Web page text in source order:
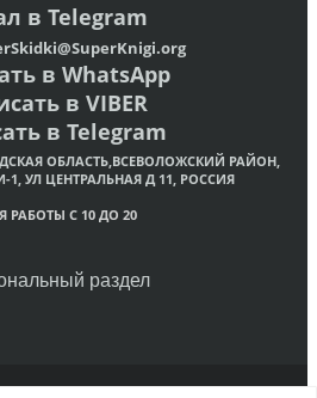
в Telegram
org
в WhatsApp
в VIBER
в Telegram
ОБЛАСТЬ,ВСЕВОЛОЖСКИЙ РАЙОН,
1, УЛ ЦЕНТРАЛЬНАЯ Д 11, РОССИЯ
РАБОТЫ С 10 ДО 20
раздел